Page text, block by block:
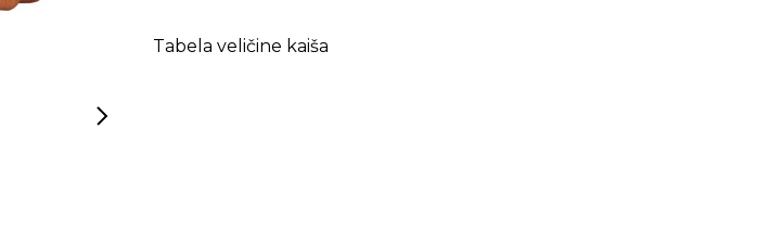
Tabela veličine kaiša